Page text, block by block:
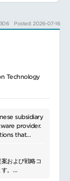
バルリーダー
社の成長戦略
て、
大と組織力強
業管理
ネーブルメン
Posted: 2026-07-16
Technology
subsidiary
provider.
that
helps
and AI
および戦略コ
。